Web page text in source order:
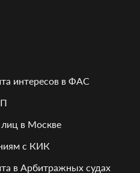
интересов в ФАС
в Москве
с КИК
в Арбитражных судах